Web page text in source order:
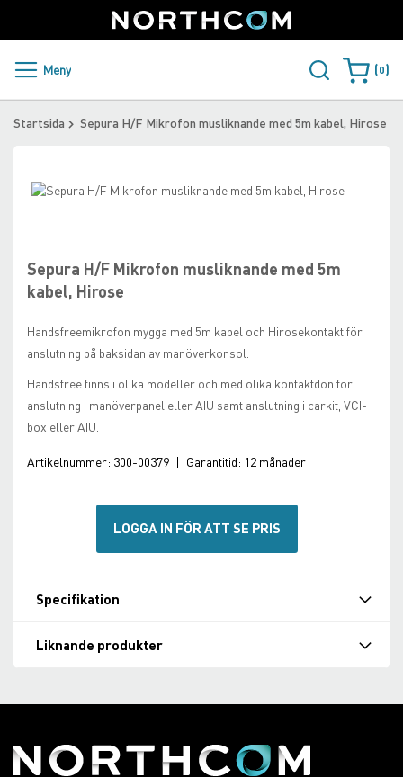
to
Content
Sweden
PRODUKTER OCH LÖSNINGAR
ÅTERFÖRSÄLJARE
LADDA NER
Meny Varukorgen
0
Startsida Sepura H/F Mikrofon musliknande med 5m kabel, Hirose
Sepura H/F Mikrofon musliknande med 5m
kabel, Hirose
Handsfreemikrofon mygga med 5m kabel och Hirosekontakt för
anslutning på baksidan av manöverkonsol.
Handsfree finns i olika modeller och med olika kontaktdon för
anslutning i manöverpanel eller AIU samt anslutning i carkit, VCI-
box eller AIU.
Artikelnummer: 300-00379 | Garantitid: 12 månader
LOGGA IN FÖR ATT SE PRIS
Skip
of
the
images
beginning
of
the
gallery
Specifikation
Liknande produkter